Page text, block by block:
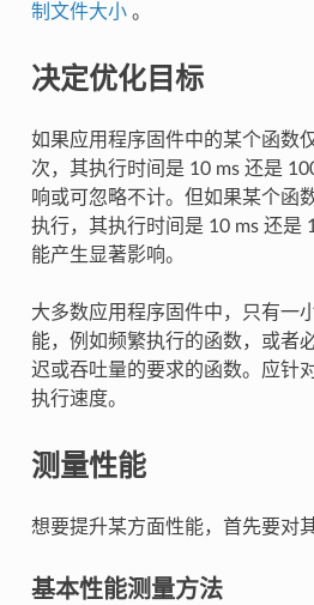
制文件大小。
决定优化目标
如果应用程序固件中的某个函数
次，其执行时间是 10 ms 还是
响或可忽略不计。但如果某个函
执行，其执行时间是 10 ms 还是
能产生显著影响。
大多数应用程序固件中，只有一
能，例如频繁执行的函数，或者
迟或吞吐量的要求的函数。应针
执行速度。
测量性能
想要提升某方面性能，首先要对
基本性能测量方法